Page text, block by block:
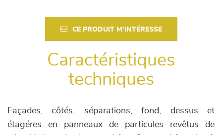
CE PRODUIT M'INTÉRESSE
Caractéristiques
techniques
Façades, côtés, séparations, fond, dessus et
étagéres en panneaux de particules revêtus de